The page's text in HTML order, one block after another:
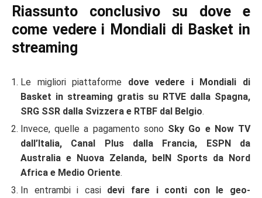
Riassunto conclusivo su dove e
come vedere i Mondiali di Basket in
streaming
Le migliori piattaforme dove vedere i Mondiali di
Basket in streaming gratis su RTVE dalla Spagna,
SRG SSR dalla Svizzera e RTBF dal Belgio.
Invece, quelle a pagamento sono Sky Go e Now TV
dall’Italia, Canal Plus dalla Francia, ESPN da
Australia e Nuova Zelanda, beIN Sports da Nord
Africa e Medio Oriente.
In entrambi i casi devi fare i conti con le geo-